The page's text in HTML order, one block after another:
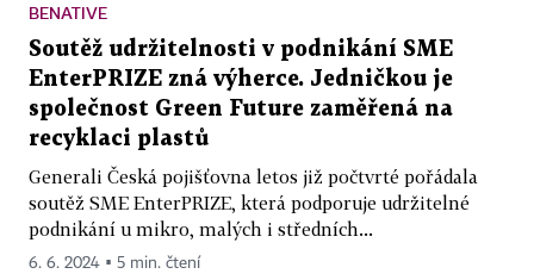
BENATIVE
Soutěž udržitelnosti v podnikání SME
EnterPRIZE zná výherce. Jedničkou je
společnost Green Future zaměřená na
recyklaci plastů
Generali Česká pojišťovna letos již počtvrté pořádala
soutěž SME EnterPRIZE, která podporuje udržitelné
podnikání u mikro, malých i středních...
6. 6. 2024 ▪ 5 min. čtení